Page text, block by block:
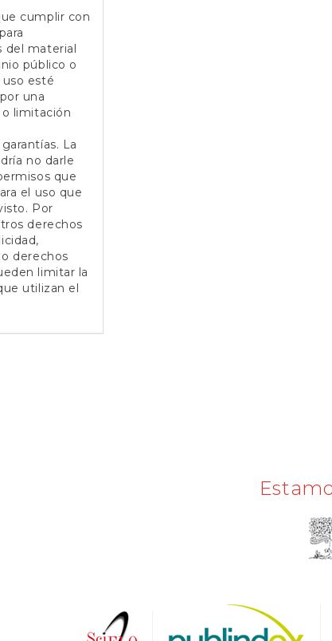
cumplir con
del material
público o
uso esté
una
limitación
La
no darle
que
el uso que
Por
derechos
derechos
limitar la
utilizan el